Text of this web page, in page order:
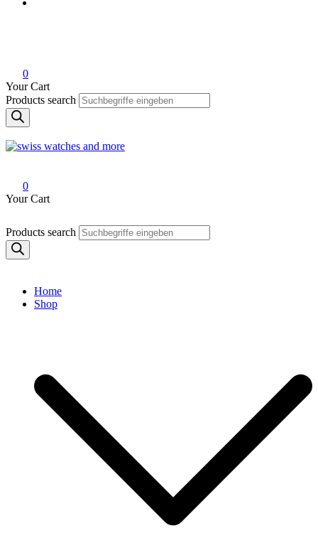
0
Your Cart
Products search
0
Your Cart
Products search
Home
Shop